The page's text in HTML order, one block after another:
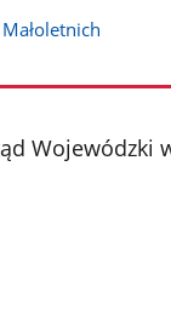
Wojewódzki